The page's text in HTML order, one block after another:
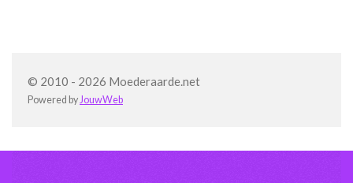
© 2010 - 2026 Moederaarde.net
Powered byJouwWeb